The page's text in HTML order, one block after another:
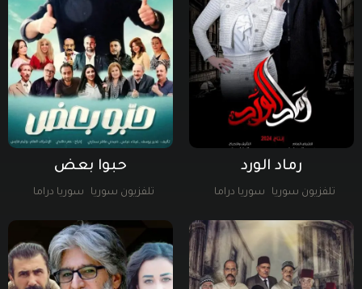
رماد الورد
تلفزيون سوريا سوريا دراما
حبوا بعض
تلفزيون سوريا سوريا دراما